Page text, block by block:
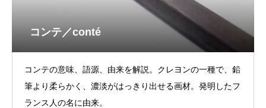
コンテ／conté
コンテの意味、語源、由来を解説。クレヨンの一種で、鉛
筆より柔らかく、濃淡がはっきり出せる画材。発明したフ
ランス人の名に由来。